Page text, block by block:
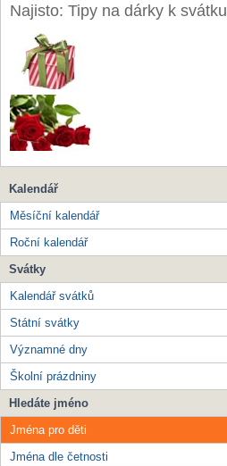
Najisto: Tipy na dárky k svátku
Kalendář
Měsíční kalendář
Roční kalendář
Svátky
Kalendář svátků
Státní svátky
Významné dny
Školní prázdniny
Hledáte jméno
Jména pro děti
Jména dle četnosti